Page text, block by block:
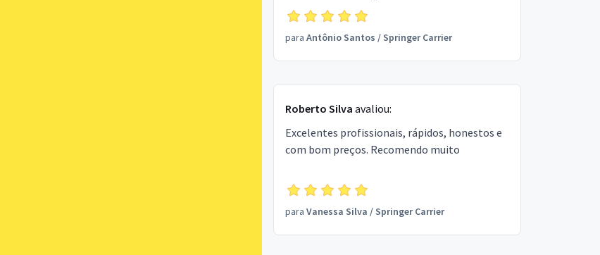
para Antônio Santos /Springer Carrier
Roberto Silva avaliou:
Excelentes profissionais, rápidos, honestos e
com bom preços. Recomendo muito
para Vanessa Silva /Springer Carrier